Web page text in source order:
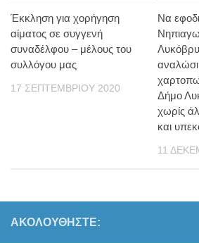
Έκκληση για χορήγηση
αίματος σε συγγενή
συναδέλφου – μέλους του
συλλόγου μας
17 ΣΕΠΤΕΜΒΡΊΟΥ 2020
Να
Δήμο
χωρίς
και
11
ΑΚΟΛΟΥΘΉΣΤΕ: